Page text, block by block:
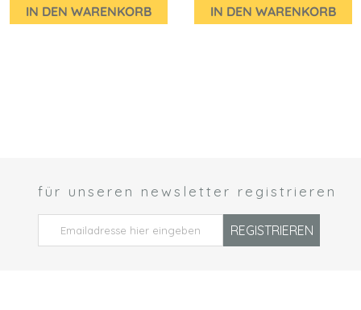
IN DEN WARENKORB IN DEN WARENKORB
für unseren newsletter registrieren
REGISTRIEREN